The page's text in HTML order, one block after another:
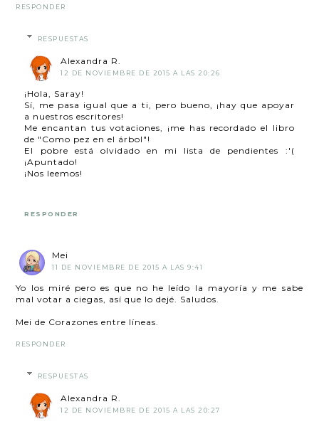
RESPONDER
RESPUESTAS
Alexandra R.
12 DE NOVIEMBRE DE 2015 A LAS 20:26
¡Hola, Saray!
Sí, me pasa igual que a ti, pero bueno, ¡hay que apoyar
a nuestros escritores!
Me encantan tus votaciones, ¡me has recordado el libro
de "Como pez en el árbol"!
El pobre está olvidado en mi lista de pendientes :'(
¡Apuntado!
¡Nos leemos!
RESPONDER
Mei
11 DE NOVIEMBRE DE 2015 A LAS 9:41
Yo los miré pero es que no he leído la mayoría y me sabe
mal votar a ciegas, así que lo dejé. Saludos.
Mei de Corazones entre líneas.
RESPONDER
RESPUESTAS
Alexandra R.
12 DE NOVIEMBRE DE 2015 A LAS 20:27